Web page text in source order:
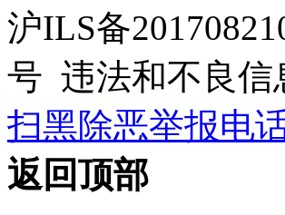
沪ILS备
号 违法和不良信
扫黑除恶举报电
返回顶部